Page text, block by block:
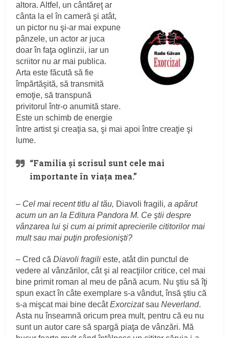
altora. Altfel, un cântăreţ ar
cânta la el în cameră şi atât,
un pictor nu şi-ar mai expune
pânzele, un actor ar juca
doar în faţa oglinzii, iar un
scriitor nu ar mai publica.
Arta este făcută să fie
împărtăşită, să transmită
emoţie, să transpună
privitorul într-o anumită stare.
Este un schimb de energie
între artist şi creaţia sa, şi mai apoi între creaţie şi
lume.
“Familia şi scrisul sunt cele mai
importante în viaţa mea.”
– Cel mai recent titlu al tău, Diavoli fragili, a apărut
acum un an la Editura Pandora M. Ce ştii despre
vânzarea lui şi cum ai primit aprecierile cititorilor mai
mult sau mai puţin profesionişti?
– Cred căDiavoli fragili este, atât din punctul de
vedere al vânzărilor, cât şi al reacţiilor critice, cel mai
bine primit roman al meu de până acum. Nu ştiu să îţi
spun exact în câte exemplare s-a vândut, însă ştiu că
s-a mişcat mai bine decâtExorcizatsauNeverland.
Asta nu înseamnă oricum prea mult, pentru că eu nu
sunt un autor care să spargă piaţa de vânzări. Mă